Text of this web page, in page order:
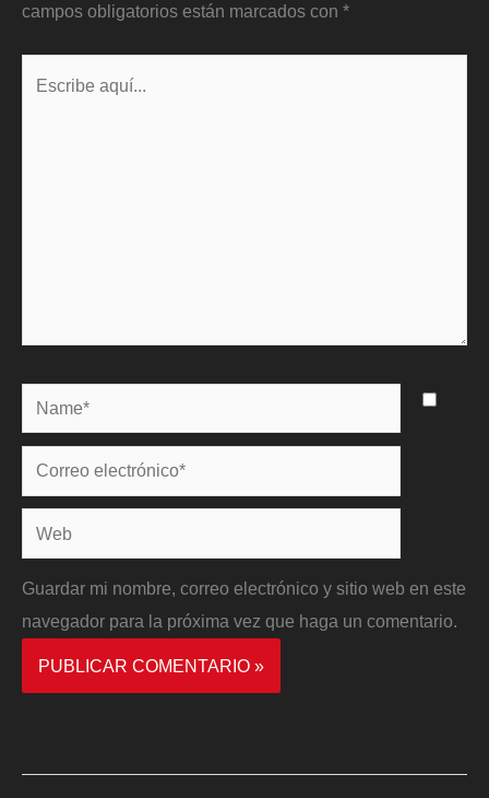
campos obligatorios están marcados con *
Name*
Correo
electrónico*
Web
Guardar mi nombre, correo electrónico y sitio web en este
navegador para la próxima vez que haga un comentario.